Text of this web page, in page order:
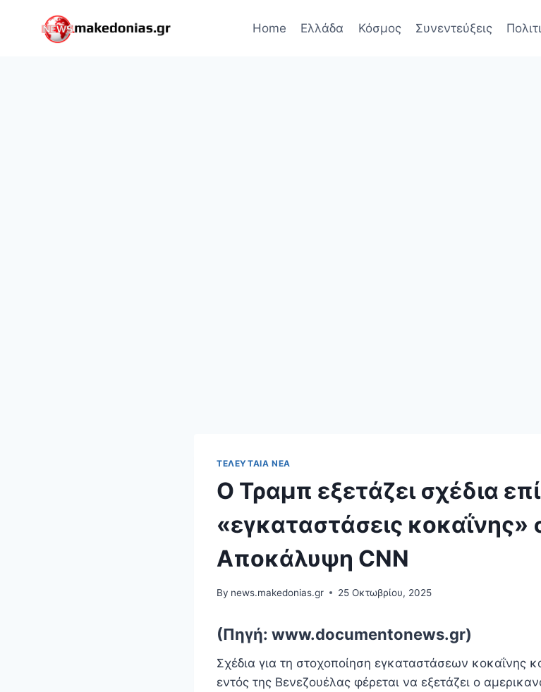
Home Ελλάδα Κόσμος Συνεντεύξεις
ΤΕΛΕΥΤΑΊΑ ΝΈΑ
Ο Τραμπ εξετάζει σχέδια
«εγκαταστάσεις κοκαΐνης»
Αποκάλυψη CNN
By news.makedonias.gr 25 Οκτωβρίου, 2025
(Πηγή: www.documentonews.gr)
Σχέδια για τη στοχοποίηση εγκαταστάσεων κοκαΐνης
εντός της Βενεζουέλας φέρεται να εξετάζει ο